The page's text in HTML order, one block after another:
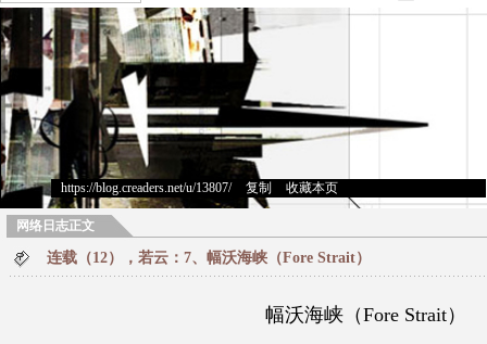
https://blog.creaders.net/u/13807/> 复制 收藏本页
网络日志正文
连载（12），若云：7、幅沃海峡（Fore Strait）
幅沃海峡（Fore Strait）